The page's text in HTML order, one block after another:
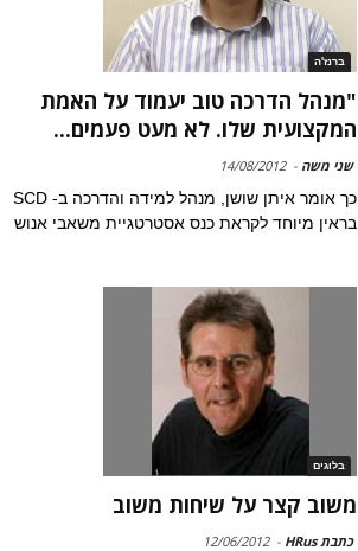
ברנז'ה
"מנהל הדרכה טוב יעמוד על האמת
המקצועית שלו. לא מעט פעמים...
שני משה -
14/08/2012
כך אומר איתן שושן, מנהל למידה והדרכה ב- SCD
בראין מיוחד לקראת כנס אסטרטגיית משאבי אנוש
בלוגים
משוב קצר על שיחות משוב
כתבת HRus -
12/06/2012